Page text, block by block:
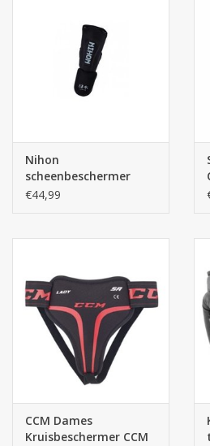
Nihon
scheenbeschermer
€44,99
CCM Dames
Kruisbeschermer CCM